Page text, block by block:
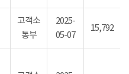
고객소
통부
2025-
05-07
15,792